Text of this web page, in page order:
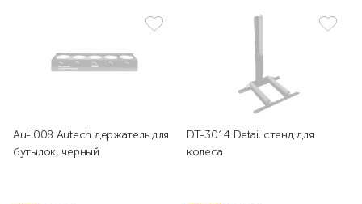
Au-l008 Autech держатель для
бутылок, черный
DT-3014 Detail cтенд для
колеса